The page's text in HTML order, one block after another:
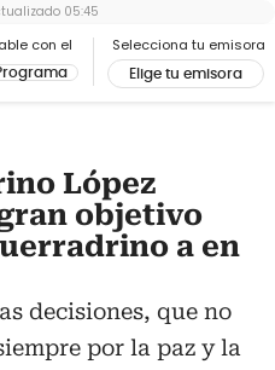
con el Selecciona tu emisora
Elige tu emisora
05:45
López
objetivo
a en
decisiones, que no
por la paz y la